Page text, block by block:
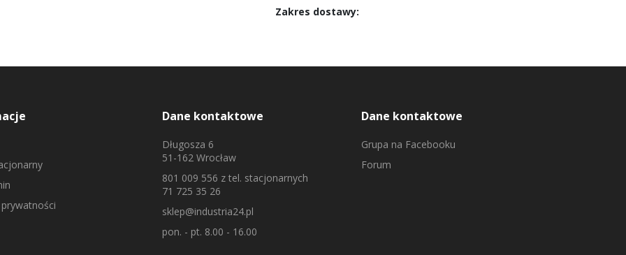
Zakres dostawy:
Dane kontaktowe
Długosza 6
51-162 Wrocław
801 009 556 z tel. stacjonarnych
71 725 35 26
sklep@industria24.pl
pon. - pt. 8.00 - 16.00
Dane kontaktowe
Grupa na Facebooku
Forum